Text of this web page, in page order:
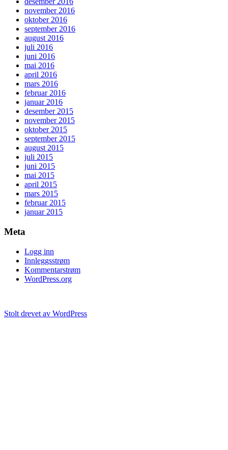
november 2016
oktober 2016
september 2016
august 2016
juli 2016
juni 2016
mai 2016
april 2016
mars 2016
februar 2016
januar 2016
desember 2015
november 2015
oktober 2015
september 2015
august 2015
juli 2015
juni 2015
mai 2015
april 2015
mars 2015
februar 2015
januar 2015
Meta
Logg inn
Innleggsstrøm
Kommentarstrøm
WordPress.org
Stolt drevet av WordPress